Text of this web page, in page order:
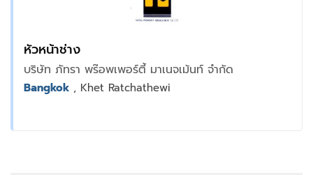
หัวหน้าช่าง
บริษัท ภัทรา พร๊อพเพอร์ตี้ มาเนจเม้นท์ จำกัด
Bangkok , Khet Ratchathewi